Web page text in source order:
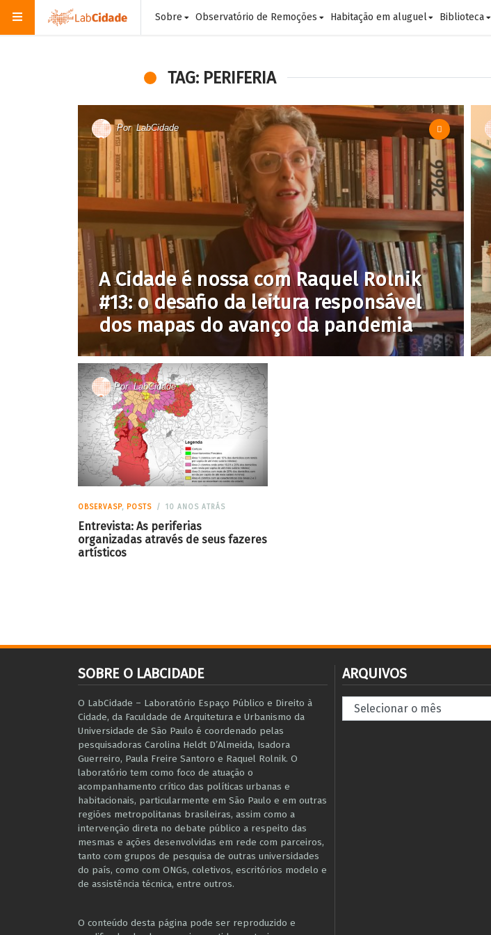
Sobre Observatório de Remoções Habitação em aluguel Biblioteca
TAG: PERIFERIA
PorLabCidade
A Cidade é nossa com Raquel Rolnik
#13: o desafio da leitura responsável
dos mapas do avanço da pandemia
PorLabCidade
OBSERVASP, POSTS 10 ANOS ATRÁS
Entrevista: As periferias
organizadas através de seus fazeres
artísticos
SOBRE O LABCIDADE
O LabCidade – Laboratório Espaço Público e Direito à
Cidade, da Faculdade de Arquitetura e Urbanismo da
Universidade de São Paulo é coordenado pelas
pesquisadoras Carolina Heldt D’Almeida, Isadora
Guerreiro, Paula Freire Santoro e Raquel Rolnik. O
laboratório tem como foco de atuação o
acompanhamento crítico das políticas urbanas e
habitacionais, particularmente em São Paulo e ​em outras
regiões metropolitanas brasileiras, assim como a
intervenção direta no debate público a respeito das
mesmas e ações desenvolvidas em r​e​de com parceiros,
tanto com grupos de pesquisa ​de outras universidades
do país, como com ONGs, coletivos, escritórios modelo e
de assistência técnica​, entre outros​.
O conteúdo desta página pode ser reproduzido e
ARQUIVOS
Arquivos